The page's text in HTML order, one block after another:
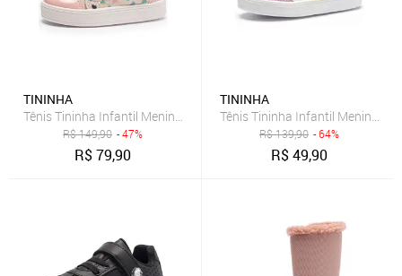
TININHA
Tênis Tininha Infantil Menina Coração Rosa
R$149,90 - 47%
R$79,90
TININHA
Tênis Tininha Infantil Menina
R$139,90 - 64%
R$49,90